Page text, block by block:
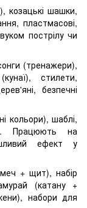
козацькі шашки,
пластмасові,
пострілу чи
(тренажери),
стилети,
безпечні
кольори), шаблі,
Працюють на
ефект у
+ щит), набір
(катану +
набори для